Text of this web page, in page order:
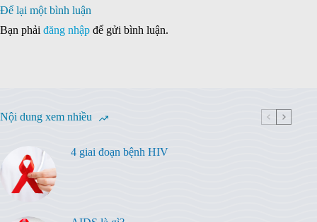
Để lại một bình luận
Bạn phải đăng nhập để gửi bình luận.
Nội dung xem nhiều
4 giai đoạn bệnh HIV